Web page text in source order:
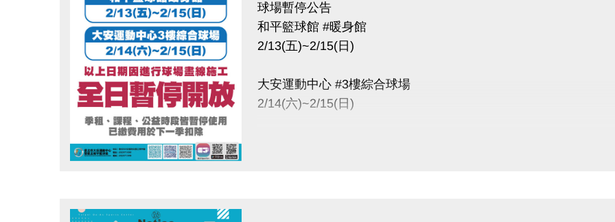
球場暫停公告
和平籃球館 #暖身館
2/13(五)~2/15(日)
大安運動中心 #3樓綜合球場
2/14(六)~2/15(日)